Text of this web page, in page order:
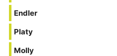
Endler
Platy
Molly